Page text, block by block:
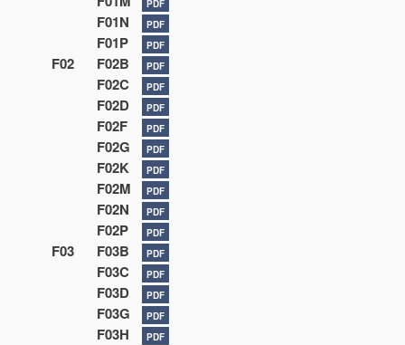
PDF
F01N PDF
F01P PDF
F02 F02B PDF
F02C PDF
F02D PDF
F02F PDF
F02G PDF
F02K PDF
F02M PDF
F02N PDF
F02P PDF
F03 F03B PDF
F03C PDF
F03D PDF
F03G PDF
F03H PDF